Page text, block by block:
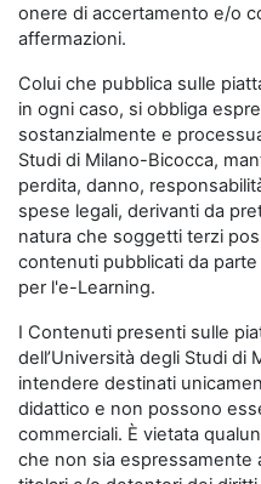
onere di accertamento e/o
affermazioni.
Colui che pubblica sulle
in ogni caso, si obbliga
sostanzialmente e
Studi di Milano-Bicocca,
perdita, danno,
spese legali, derivanti da
natura che soggetti terzi
contenuti pubblicati da
per l'e-Learning.
I Contenuti presenti sulle
dell’Università degli Studi di
intendere destinati
didattico e non possono
commerciali. È vietata
che non sia espressamente